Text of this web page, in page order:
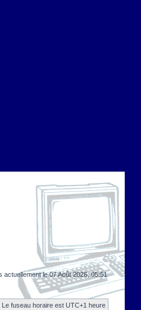
actuellement le 07 Août 2026, 05:51
Le fuseau horaire est UTC+1 heure